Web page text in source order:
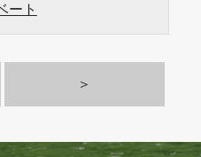
ート
＞